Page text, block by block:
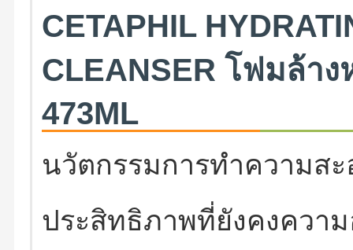
CETAPHIL
CLEANSER โฟมล้า
473ML
นวัตกรรมการทำความส
ประสิทธิภาพที่ยังคงควา